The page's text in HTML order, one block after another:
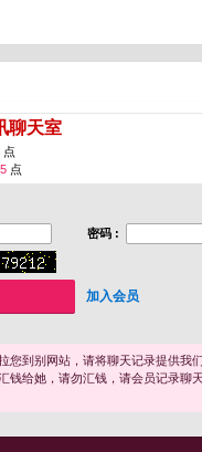
聊天室
点
点
密码 :
加入会员
您到别网站，请将聊天记录提供我
钱给她，请勿汇钱，请会员记录聊